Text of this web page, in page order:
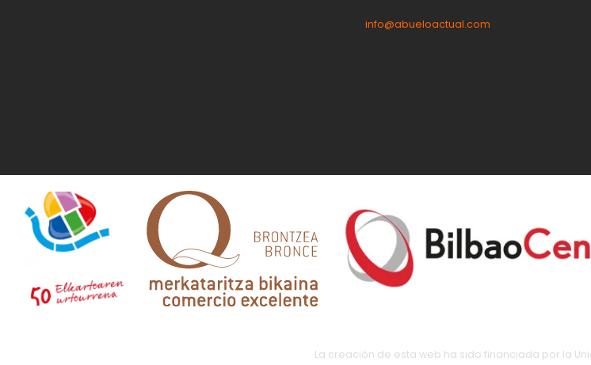
info@abueloactual.com
La creación de esta web ha sido financiada por la